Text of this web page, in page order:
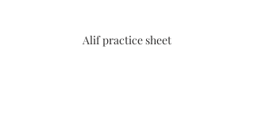
Alif practice sheet